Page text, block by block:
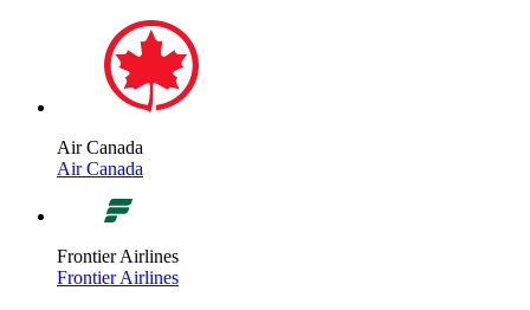
Air Canada
Air Canada
Frontier Airlines
Frontier Airlines